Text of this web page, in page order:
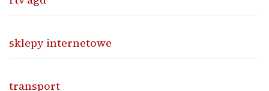
sklepy internetowe
transport